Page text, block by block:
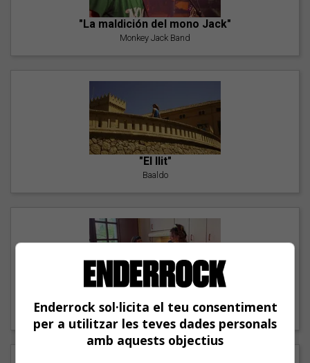
"La maldición del mono Jack"
Monkey Jack Band
"El llit"
Baaldo
Carmen y María
Enderrock sol·licita el teu consentiment
per a utilitzar les teves dades personals
amb aquests objectius